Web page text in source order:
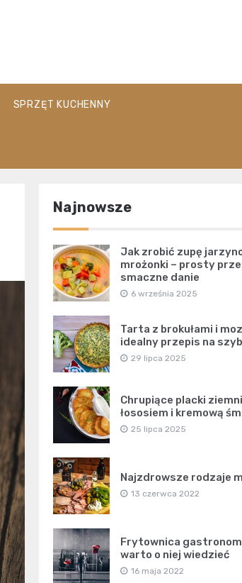
SPRZĘT KUCHENNY
Najnowsze
Jak zrobić zupę
mrożonki – prosty
smaczne danie
6 września 2025
Tarta z brokułami i
idealny przepis na
29 lipca 2025
Chrupiące placki
łososiem i kremową
25 lipca 2025
Najzdrowsze rodzaje
13 czerwca 2022
Frytownica
warto o niej wiedzieć
16 maja 2022